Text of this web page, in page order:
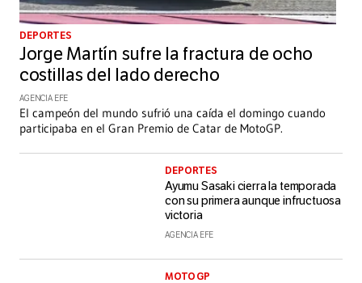
DEPORTES
Jorge Martín sufre la fractura de ocho
costillas del lado derecho
AGENCIA EFE
El campeón del mundo sufrió una caída el domingo cuando
participaba en el Gran Premio de Catar de MotoGP.
DEPORTES
Ayumu Sasaki cierra la temporada
con su primera aunque infructuosa
victoria
AGENCIA EFE
MOTO GP